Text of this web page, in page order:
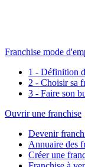
Franchise mode
1 - Définition
2 - Choisir sa
3 - Faire son
Ouvrir une franchise
Devenir
Annuaire des
Créer une